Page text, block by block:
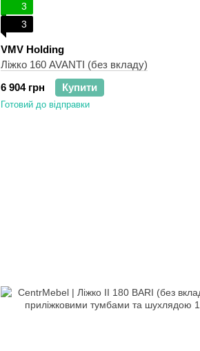
3
3
VMV Holding
Ліжко 160 AVANTI (без вкладу)
6 904 грн
Купити
Готовий до відправки